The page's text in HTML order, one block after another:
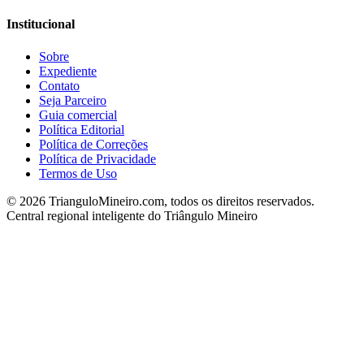
Institucional
Sobre
Expediente
Contato
Seja Parceiro
Guia comercial
Política Editorial
Política de Correções
Política de Privacidade
Termos de Uso
© 2026 TrianguloMineiro.com, todos os direitos reservados.
Central regional inteligente do Triângulo Mineiro